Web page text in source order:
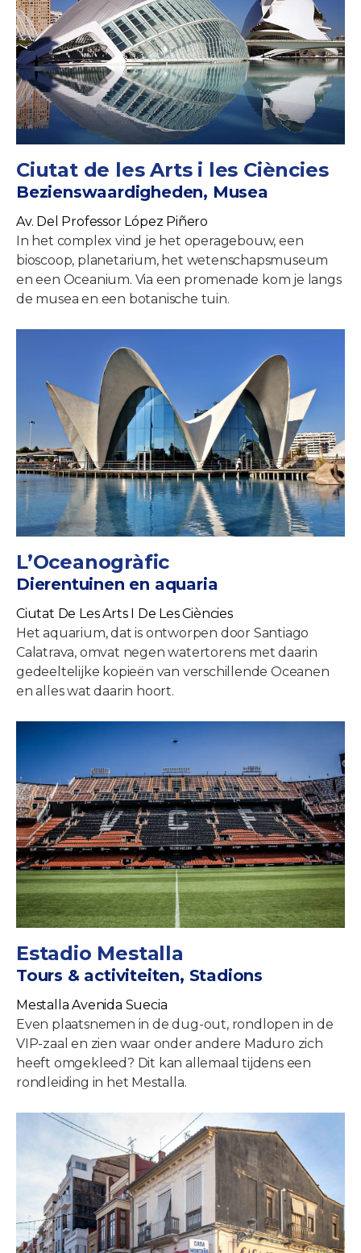
Ciutat de les Arts i les Ciències
Bezienswaardigheden, Musea
Av. Del Professor López Piñero
In het complex vind je het operagebouw, een
bioscoop, planetarium, het wetenschapsmuseum
en een Oceanium. Via een promenade kom je langs
de musea en een botanische tuin.
L’Oceanogràfic
Dierentuinen en aquaria
Ciutat De Les Arts I De Les Ciències
Het aquarium, dat is ontworpen door Santiago
Calatrava, omvat negen watertorens met daarin
gedeeltelijke kopieën van verschillende Oceanen
en alles wat daarin hoort.
Estadio Mestalla
Tours & activiteiten, Stadions
Mestalla Avenida Suecia
Even plaatsnemen in de dug-out, rondlopen in de
VIP-zaal en zien waar onder andere Maduro zich
heeft omgekleed? Dit kan allemaal tijdens een
rondleiding in het Mestalla.